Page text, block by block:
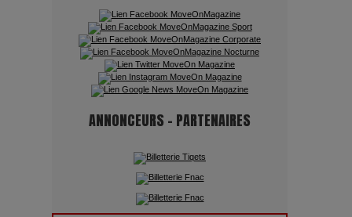
Quand l'Opéra Rencontre l'IA :
Lola Volonakis, l'Artiste du
Paradoxe qui Chante le Futur
pouvoir : une plongée dans un
futur troublant
ANNONCEURS - PARTENAIRES